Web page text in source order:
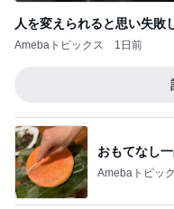
人を変えられると思い失敗
Amebaトピックス 1日前
おもてなし
Amebaトピッ